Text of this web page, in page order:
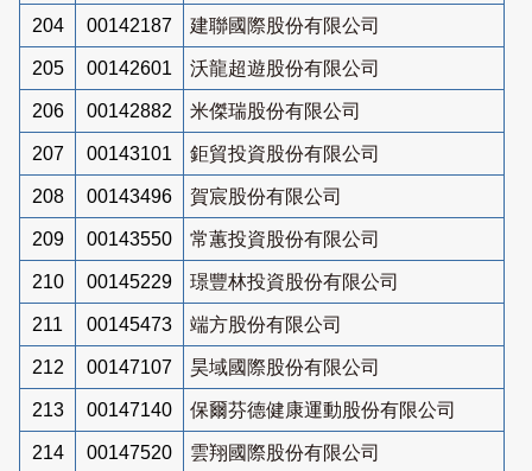
204 00142187 建聯國際股份有限公司
205 00142601 沃龍超遊股份有限公司
206 00142882 米傑瑞股份有限公司
207 00143101 鉅貿投資股份有限公司
208 00143496 賀宸股份有限公司
209 00143550 常蕙投資股份有限公司
210 00145229 璟豐林投資股份有限公司
211 00145473 端方股份有限公司
212 00147107 昊域國際股份有限公司
213 00147140 保爾芬德健康運動股份有限公司
214 00147520 雲翔國際股份有限公司